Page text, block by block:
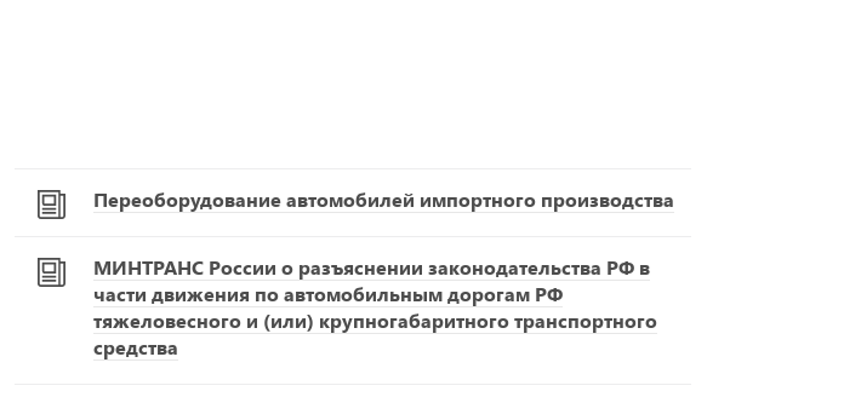
Переоборудование автомобилей импортного производства
МИНТРАНС России о разъяснении законодательства РФ в
части движения по автомобильным дорогам РФ
тяжеловесного и (или) крупногабаритного транспортного
средства